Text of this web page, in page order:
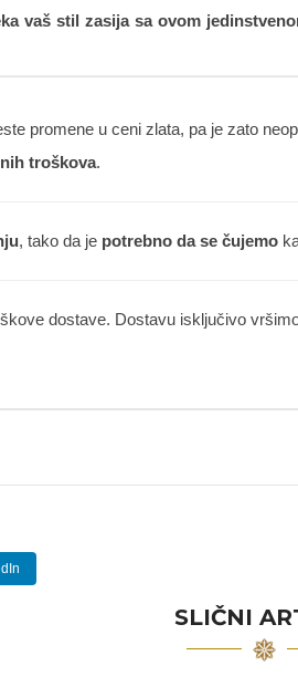
vaš stil zasija sa ovom
promene u ceni zlata, pa je zato
troškova.
, tako da je potrebno da se čujemo
dostave. Dostavu isključivo
SLIČNI